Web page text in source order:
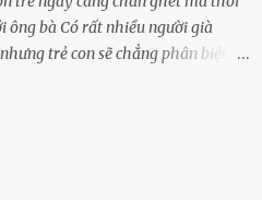
ông bà Có rất nhiều người già
trẻ con sẽ chẳng phân biệt
cháu không nghe lời, cảnh sát